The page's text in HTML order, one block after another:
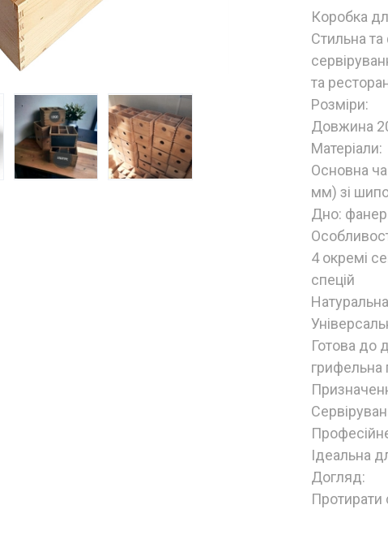
Коробка
Стильна
та
Розміри:
Довжина
Матеріали:
Основна
мм) зі
Дно:
4 окремі
спецій
Готова до
грифельна
Ідеальна
Догляд:
Протирати